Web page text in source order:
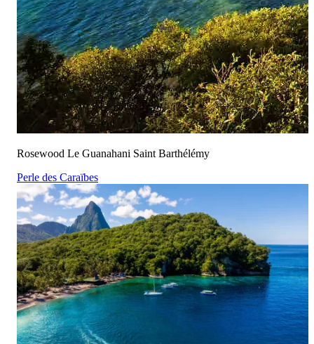
Rosewood Le Guanahani Saint Barthélémy
Perle des Caraïbes